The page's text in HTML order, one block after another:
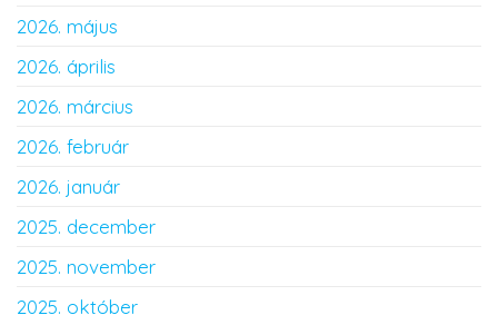
2026. május
2026. április
2026. március
2026. február
2026. január
2025. december
2025. november
2025. október